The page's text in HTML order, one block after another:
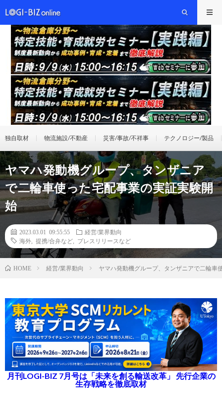
独自取材 物流施設/不動産 災害/事故/不祥事 テクノロジー/製品
ヤマハ発動機グループ、タンザニア
で二輪車使った宅配事業の実証実験開
始
2023.03.01 09:55:55
経営/業界動向
海外
提携/合弁など プレスリリースなど
HOME 経営/業界動向 ヤマハ発動機グループ、タンザニアで二輪車
月刊LOGI-BIZ 7月号は「未来を創る輸送改革」 先行企業の
生存戦略を徹底取材